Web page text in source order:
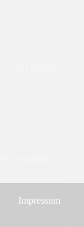
Impressum